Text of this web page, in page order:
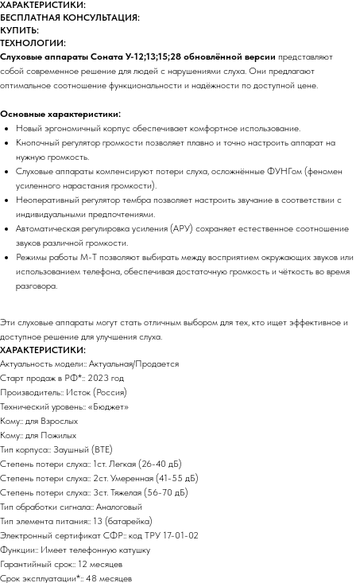
ХАРАКТЕРИСТИКИ:
БЕСПЛАТНАЯ КОНСУЛЬТАЦИЯ:
КУПИТЬ:
ТЕХНОЛОГИИ:
Слуховые аппараты Соната У-12;13;15;28 обновлённой версии представляют
собой современное решение для людей с нарушениями слуха. Они предлагают
оптимальное соотношение функциональности и надёжности по доступной цене.
Основные характеристики:
Новый эргономичный корпус обеспечивает комфортное использование.
Кнопочный регулятор громкости позволяет плавно и точно настроить аппарат на
нужную громкость.
Слуховые аппараты компенсируют потери слуха, осложнённые ФУНГом (феномен
усиленного нарастания громкости).
Неоперативный регулятор тембра позволяет настроить звучание в соответствии с
индивидуальными предпочтениями.
Автоматическая регулировка усиления (АРУ) сохраняет естественное соотношение
звуков различной громкости.
Режимы работы М-Т позволяют выбирать между восприятием окружающих звуков или
использованием телефона, обеспечивая достаточную громкость и чёткость во время
разговора.
Эти слуховые аппараты могут стать отличным выбором для тех, кто ищет эффективное и
доступное решение для улучшения слуха.
ХАРАКТЕРИСТИКИ:
Актуальность модели:: Актуальная/Продается
Старт продаж в РФ*:: 2023 год
Производитель:: Исток (Россия)
Технический уровень:: «Бюджет»
Кому:: для Взрослых
Кому:: для Пожилых
Тип корпуса:: Заушный (BTE)
Степень потери слуха:: 1ст. Легкая (26-40 дБ)
Степень потери слуха:: 2ст. Умеренная (41-55 дБ)
Степень потери слуха:: 3ст. Тяжелая (56-70 дБ)
Тип обработки сигнала:: Аналоговый
Тип элемента питания:: 13 (батарейка)
Электронный сертификат СФР:: код ТРУ 17-01-02
Функции:: Имеет телефонную катушку
Гарантийный срок:: 12 месяцев
Срок эксплуатации*:: 48 месяцев